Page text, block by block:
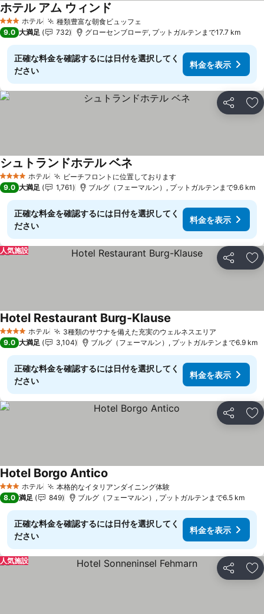
3 ホテルのランク
ホテル 種類豊富な朝食ビュッフェ
ホテル アム ウィンド
9.0 大満足 732 グローセンブローデ, プットガルテンまで17.7 km
正確な料金を確認するには日付を選択してく
ださい
料金を表示
シェア お
4 ホテルのランク
ホテル ビーチフロントに位置しております料金を表示
シュトランドホテル ベネ
9.0 大満足 1,761 ブルグ（フェーマルン）, プットガルテンまで9.6 km
正確な料金を確認するには日付を選択してく
ださい
料金を表示
シェア お
人気施設
4 ホテルのランク
ホテル 3種類のサウナを備えた充実のウェルネスエリア
Hotel Restaurant Burg-Klause
9.0 大満足 3,104 ブルグ（フェーマルン）, プットガルテンまで6.9 km
正確な料金を確認するには日付を選択してく
ださい
料金を表示
シェア お
3 ホテルのランク
ホテル 本格的なイタリアンダイニング体験料金を表示
Hotel Borgo Antico
8.0 満足 849 ブルグ（フェーマルン）, プットガルテンまで6.5 km
正確な料金を確認するには日付を選択してく
ださい
料金を表示
シェア お
人気施設